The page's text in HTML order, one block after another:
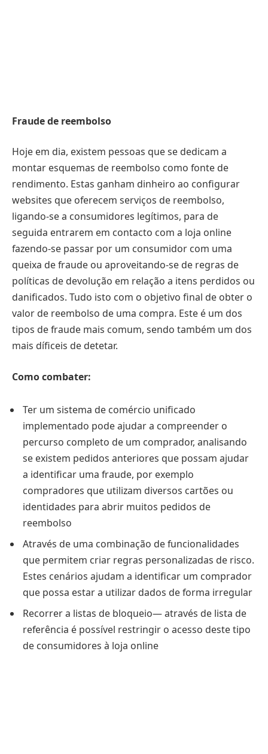
Fraude de reembolso
Hoje em dia, existem pessoas que se dedicam a
montar esquemas de reembolso como fonte de
rendimento. Estas ganham dinheiro ao configurar
websites que oferecem serviços de reembolso,
ligando-se a consumidores legítimos, para de
seguida entrarem em contacto com a loja online
fazendo-se passar por um consumidor com uma
queixa de fraude ou aproveitando-se de regras de
políticas de devolução em relação a itens perdidos ou
danificados. Tudo isto com o objetivo final de obter o
valor de reembolso de uma compra. Este é um dos
tipos de fraude mais comum, sendo também um dos
mais díficeis de detetar.
Como combater:
Ter um sistema de comércio unificado
implementado pode ajudar a compreender o
percurso completo de um comprador, analisando
se existem pedidos anteriores que possam ajudar
a identificar uma fraude, por exemplo
compradores que utilizam diversos cartões ou
identidades para abrir muitos pedidos de
reembolso
Através de uma combinação de funcionalidades
que permitem criar regras personalizadas de risco.
Estes cenários ajudam a identificar um comprador
que possa estar a utilizar dados de forma irregular
Recorrer a listas de bloqueio— através de lista de
referência é possível restringir o acesso deste tipo
de consumidores à loja online